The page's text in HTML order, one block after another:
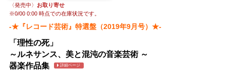
ウッチェリーニ
ブオナメンテ
フォンターナ
〈発売中〉 お取り寄せ
※0/00 0:00時点での在庫状況です。
-★『レコード芸術』特選盤（2019年9月号）★-
「理性の死」
～ルネサンス、美と混沌の音楽芸術 ～
器楽作品集
詳細ページ